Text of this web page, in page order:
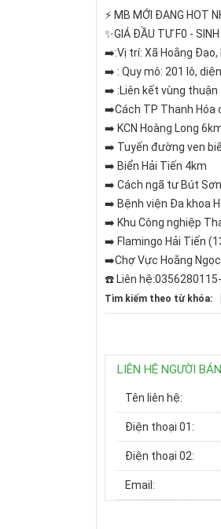
⚡ MB MỚI ĐANG HOT
✨GIÁ ĐẦU TƯ F0 -
➡️:️Vị trí: Xã Hoằng Đạo,
➡️ :️ Quy mô: 201 lô,
➡️ :Liên kết vùng thuận
➡️Cách TP Thanh Hóa
➡️ KCN Hoàng Long
➡️ Tuyến đường ven
➡️ Biển Hải Tiến 4km
➡️ Cách ngã tư Bút
➡️ Bệnh viện Đa khoa
➡️ Khu Công nghiệp
➡️ Flamingo Hải Tiến
➡️Chợ Vực Hoằng
☎️ Liên
Tìm kiếm theo từ khóa:
LIÊN HỆ NGƯỜI BÁN
Tên liên hệ:
Điện thoại 01:
Điện thoại 02:
Email: